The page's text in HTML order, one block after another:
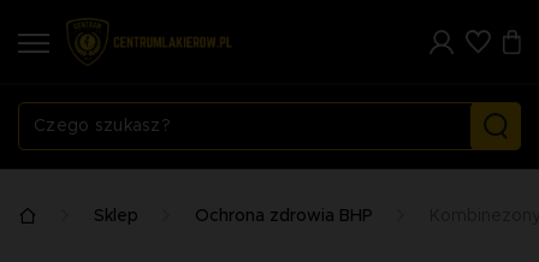
Sklep Ochrona zdrowia BHP